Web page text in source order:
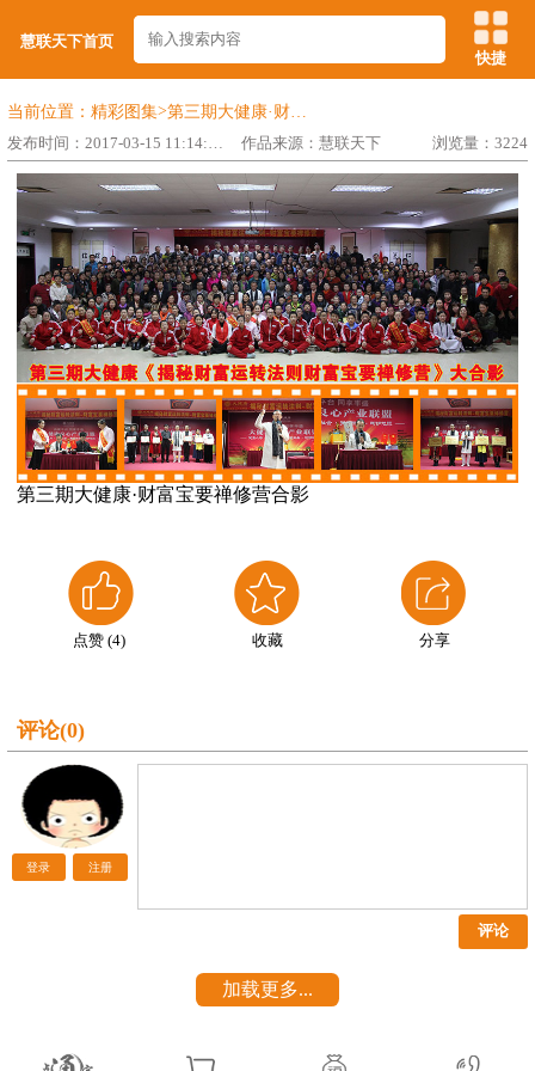
慧联天下首页
快捷
当前位置：精彩图集>
发布时间：2017-03-15 11:14:36 作品来源：慧联天下 浏览量：3224
第三期大健康·财富宝要禅修营合影
点赞 (4) 收藏 分享
评论(0)
登录 注册
评论
加载更多...